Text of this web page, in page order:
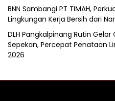
BNN Sambangi PT TIMAH,
Lingkungan Kerja Bersih dari
DLH Pangkalpinang Rutin
Sepekan, Percepat Penataan
2026